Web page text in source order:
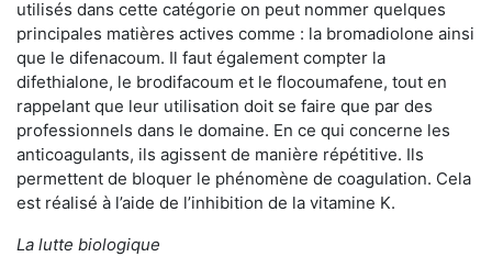
utilisés dans cette catégorie on peut nommer quelques
principales matières actives comme : la bromadiolone ainsi
que le difenacoum. Il faut également compter la
difethialone, le brodifacoum et le flocoumafene, tout en
rappelant que leur utilisation doit se faire que par des
professionnels dans le domaine. En ce qui concerne les
anticoagulants, ils agissent de manière répétitive. Ils
permettent de bloquer le phénomène de coagulation. Cela
est réalisé à l’aide de l’inhibition de la vitamine K.
La lutte biologique